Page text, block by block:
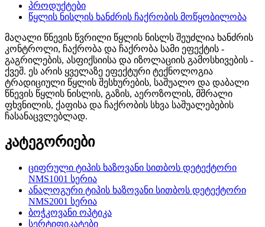
პროდუქტები
წყლის ნისლის ხანძრის ჩაქრობის მოწყობილობა
მაღალი წნევის წვრილი წყლის ნისლს შეუძლია ხანძრის
კონტროლი, ჩაქრობა და ჩაქრობა სამი ეფექტის -
გაგრილების, ასფიქსიისა და იზოლაციის გამოსხივების -
ქვეშ. ეს არის ყველაზე ეფექტური ტექნოლოგია
ტრადიციული წყლის შესხურების, საშუალო და დაბალი
წნევის წყლის ნისლის, გაზის, აეროზოლის, მშრალი
ფხვნილის, ქაფისა და ჩაქრობის სხვა საშუალებების
ჩასანაცვლებლად.
კატეგორიები
ციფრული ტიპის ხაზოვანი სითბოს დეტექტორი
NMS1001 სერია
ანალოგური ტიპის ხაზოვანი სითბოს დეტექტორი
NMS2001 სერია
ბოჭკოვანი ოპტიკა
სერტიფიკატები